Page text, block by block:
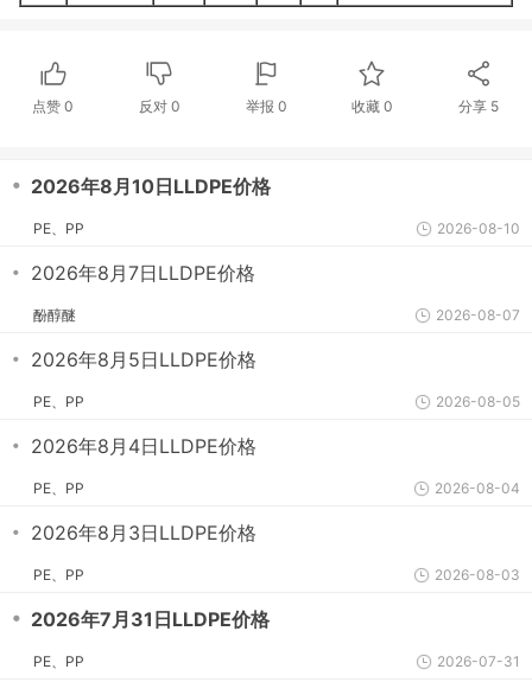
点赞0 反对 0 举报 0 收藏 0 分享 5
・ 2026年8月10日LLDPE价格
PE、PP 2026-08-10
・ 2026年8月7日LLDPE价格
酚醇醚 2026-08-07
・ 2026年8月5日LLDPE价格
PE、PP 2026-08-05
・ 2026年8月4日LLDPE价格
PE、PP 2026-08-04
・ 2026年8月3日LLDPE价格
PE、PP 2026-08-03
・ 2026年7月31日LLDPE价格
PE、PP 2026-07-31